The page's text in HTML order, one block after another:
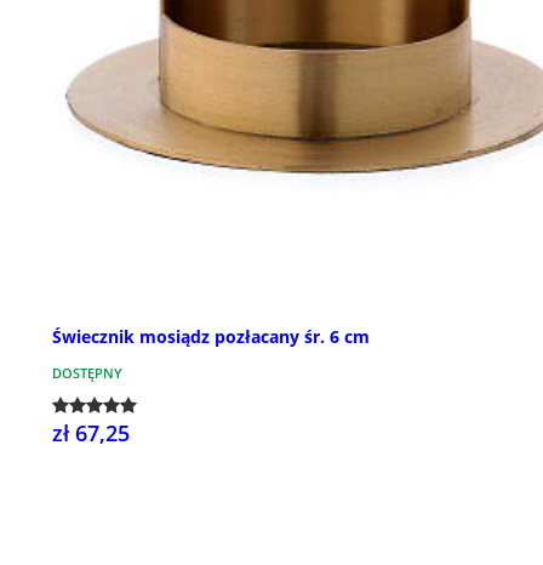
Świecznik mosiądz pozłacany śr. 6 cm
DOSTĘPNY
zł 67,25